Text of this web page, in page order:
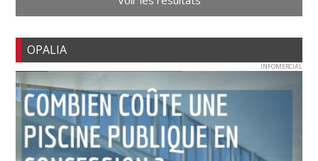
OPALIA
INFOMERCIAL